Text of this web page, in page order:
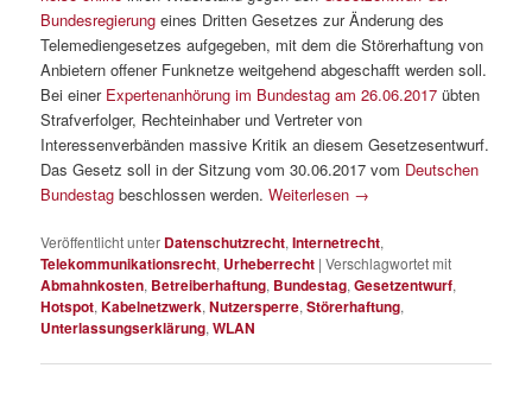
Bundesregierung eines Dritten Gesetzes zur Änderung des
Telemediengesetzes aufgegeben, mit dem die Störerhaftung von
Anbietern offener Funknetze weitgehend abgeschafft werden soll.
Bei einer Expertenanhörung im Bundestag am 26.06.2017 übten
Strafverfolger, Rechteinhaber und Vertreter von
Interessenverbänden massive Kritik an diesem Gesetzesentwurf.
Das Gesetz soll in der Sitzung vom 30.06.2017 vom Deutschen
Bundestag beschlossen werden.Weiterlesen →
Veröffentlicht unter Datenschutzrecht,Internetrecht,
Telekommunikationsrecht, Urheberrecht |Verschlagwortet mit
Abmahnkosten, Betreiberhaftung, Bundestag,Gesetzentwurf,
Hotspot,Kabelnetzwerk,Nutzersperre,Störerhaftung,
Unterlassungserklärung,WLAN